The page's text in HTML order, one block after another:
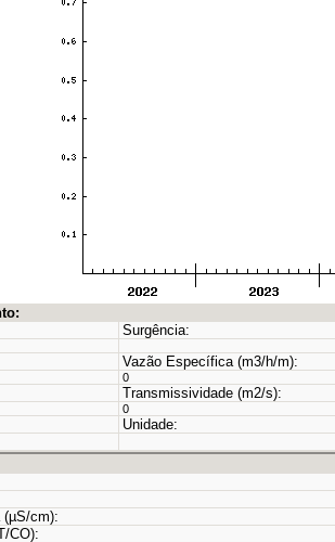
Surgência:
Vazão Específica (m3/h/m):
0
Transmissividade (m2/s):
0
Unidade:
(µS/cm):
CO):